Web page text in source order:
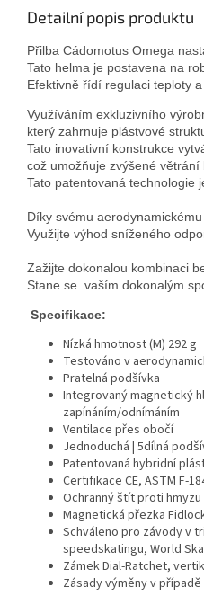
Detailní popis produktu
Přilba Cádomotus Omega
Tato helma je postavena na
Efektivně řídí regulaci teploty
Využíváním exkluzivního
který zahrnuje plástvové
Tato inovativní konstrukce
což umožňuje zvýšené
Tato patentovaná technologie
Díky svému
Využijte výhod sníženého
Zažijte dokonalou kombinaci
Stane se  vaším dokonalým
Specifikace:
Nízká hmotnost (M) 292 g
Testováno v
Pratelná podšívka
Integrovaný magnetický
zapínáním/odnímáním
Ventilace přes obočí
Jednoduchá | 5dílná
Patentovaná hybridní
Certifikace CE, ASTM F-
Ochranný štít proti hmyzu
Magnetická přezka
Schváleno pro závody v
speedskatingu, World
Zámek Dial-Ratchet,
Zásady výměny v